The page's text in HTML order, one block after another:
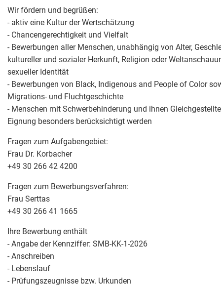
Wir fördern und begrüßen:
- aktiv eine Kultur der Wertschätzung
- Chancengerechtigkeit und Vielfalt
- Bewerbungen aller Menschen, unabhängig von Alter,
kultureller und sozialer Herkunft, Religion oder
sexueller Identität
- Bewerbungen von Black, Indigenous and People of Color
Migrations- und Fluchtgeschichte
- Menschen mit Schwerbehinderung und ihnen
Eignung besonders berücksichtigt werden
Fragen zum Aufgabengebiet:
Frau Dr. Korbacher
+49 30 266 42 4200
Fragen zum Bewerbungsverfahren:
Frau Serttas
+49 30 266 41 1665
Ihre Bewerbung enthält
- Angabe der Kennziffer: SMB-KK-1-2026
- Anschreiben
- Lebenslauf
- Prüfungszeugnisse bzw. Urkunden